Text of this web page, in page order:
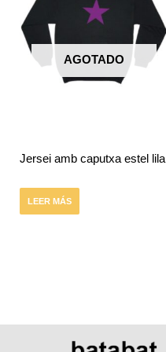
AGOTADO
Jersei amb caputxa estel lila
LEER MÁS